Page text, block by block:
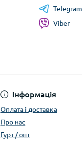
Інформація
Оплата і доставка
Про нас
Гурт / опт
Telegram
Viber